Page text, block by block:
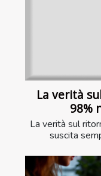
La verità
98%
La verità sul
suscita